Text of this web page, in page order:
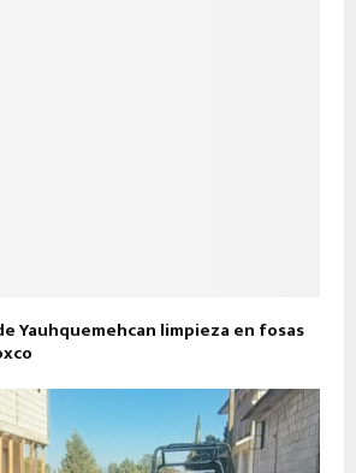
Yauhquemehcan limpieza en fosas